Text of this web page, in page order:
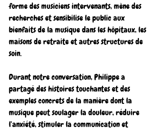
forme des musiciens intervenants, mène des
recherches et sensibilise le public aux
bienfaits de la musique dans les hôpitaux, les
maisons de retraite et autres structures de
soin.
Durant notre conversation, Philippe a
partagé des histoires touchantes et des
exemples concrets de la manière dont la
musique peut soulager la douleur, réduire
l'anxiété, stimuler la communication et